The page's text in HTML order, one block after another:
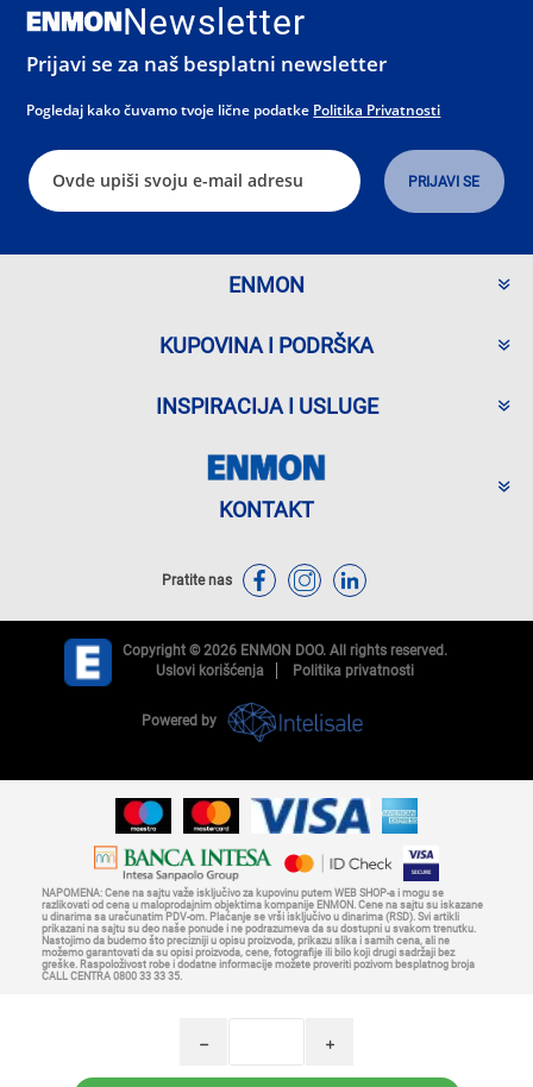
i
h
Newsletter
Prijavi se za naš besplatni newsletter
Pogledaj kako čuvamo tvoje lične podatke Politika Privatnosti
ENMON
KUPOVINA I PODRŠKA
INSPIRACIJA I USLUGE
KONTAKT
Pratite nas
Copyright © 2026 ENMON DOO. All rights reserved.
Uslovi korišćenja
Politika privatnosti
Powered by
NAPOMENA: Cene na sajtu važe isključivo za kupovinu putem WEB SHOP-a i mogu se
razlikovati od cena u maloprodajnim objektima kompanije ENMON. Cene na sajtu su iskazane
u dinarima sa uračunatim PDV-om. Plaćanje se vrši isključivo u dinarima (RSD). Svi artikli
prikazani na sajtu su deo naše ponude i ne podrazumeva da su dostupni u svakom trenutku.
Nastojimo da budemo što precizniji u opisu proizvoda, prikazu slika i samih cena, ali ne
možemo garantovati da su opisi proizvoda, cene, fotografije ili bilo koji drugi sadržaji bez
greške. Raspoloživost robe i dodatne informacije možete proveriti pozivom besplatnog broja
CALL CENTRA 0800 33 33 35.